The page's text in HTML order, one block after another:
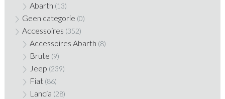
Abarth (13)
Geen categorie (0)
Accessoires (352)
Accessoires Abarth (8)
Brute (9)
Jeep (239)
Fiat (86)
Lancia (28)